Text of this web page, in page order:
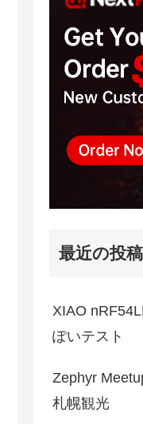
最近の投稿
XIAO
ぽいテスト
Zephyr
札幌観光